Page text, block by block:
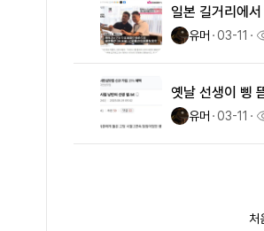
일본 길거리에
유머 ㆍ03-11 ㆍ
옛날 선생이 삥
유머 ㆍ03-11 ㆍ
처